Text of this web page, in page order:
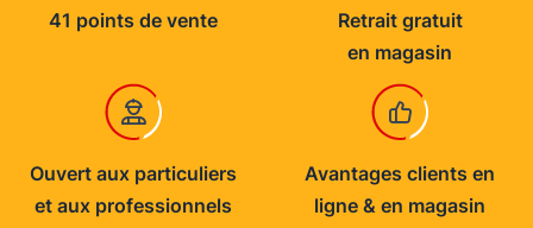
41 points de vente
Retrait gratuit
en magasin
Ouvert aux particuliers
et aux professionnels
Avantages clients en
ligne & en magasin